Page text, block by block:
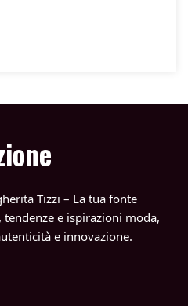
Tizzi – La tua fonte
e ispirazioni moda,
e innovazione.